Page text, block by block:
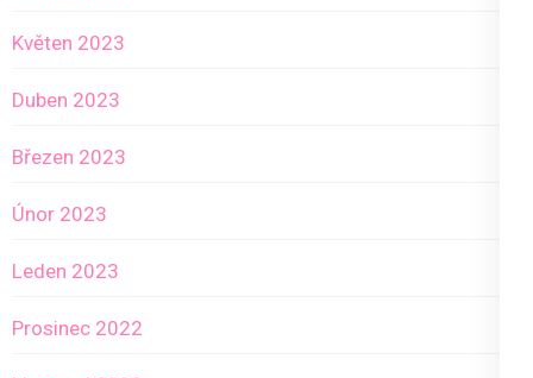
Květen 2023
Duben 2023
Březen 2023
Únor 2023
Leden 2023
Prosinec 2022